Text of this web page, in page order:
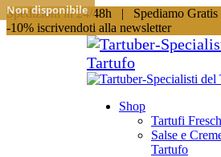
Spedizioni in 24/48h | Spediamo
-10% iscrivendoti alla newsletter
Shop
Tartufi
Salse e
Tartufo
Non disponibile